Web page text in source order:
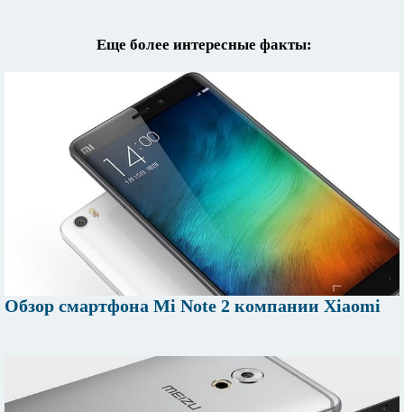
Еще более интересные факты:
Обзор смартфона Mi Note 2 компании Xiaomi